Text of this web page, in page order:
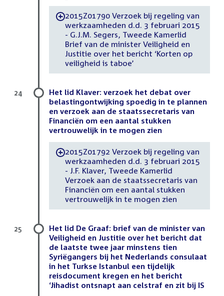
-2015Z01790 Verzoek bij regeling van
werkzaamheden d.d. 3 februari 2015
- G.J.M. Segers, Tweede Kamerlid
Brief van de minister Veiligheid en
Justitie over het bericht ‘Korten op
veiligheid is taboe’
Het lid Klaver: verzoek het debat over
belastingontwijking spoedig in te plannen
en verzoek aan de staatssecretaris van
Financiën om een aantal stukken
vertrouwelijk in te mogen zien
-2015Z01792 Verzoek bij regeling van
werkzaamheden d.d. 3 februari 2015
- J.F. Klaver, Tweede Kamerlid
Verzoek aan de staatssecretaris van
Financiën om een aantal stukken
vertrouwelijk in te mogen zien
24
Het lid De Graaf: brief van de minister van
Veiligheid en Justitie over het bericht dat
de laatste twee jaar minstens tien
Syriëgangers bij het Nederlands consulaat
in het Turkse Istanbul een tijdelijk
reisdocument kregen en het bericht
‘Jihadist ontsnapt aan celstraf en zit bij IS
25